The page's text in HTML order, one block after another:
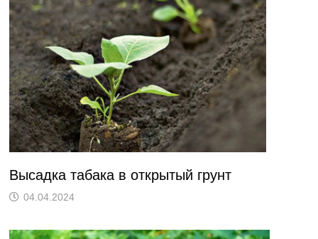
Высадка табака в открытый грунт
04.04.2024